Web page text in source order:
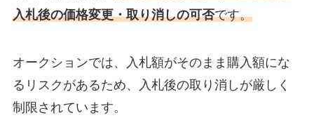
入札後の価格変更・取り消しの可否です。
オークションでは、入札額がそのまま購入額にな
るリスクがあるため、入札後の取り消しが厳しく
制限されています。